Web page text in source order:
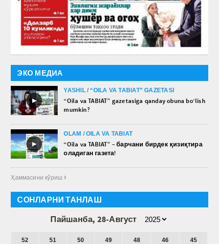
ЭКО МЕДИА
►
YASHIL / “OILA VA TABIAT” GAZETASI
“Oila va TABIAT” gazetasiga qanday obuna bo‘lish
mumkin?
►
OLAM / OILA VA TABIAT
“Oila va TABIAT” – барчани бирдек қизиқтира
оладиган газета!
Ҳаммасини кўриш 
СОНЛАРНИ ТАНЛАШ
Пайшанба, 28-Август
52 51 50 49 48 46 45